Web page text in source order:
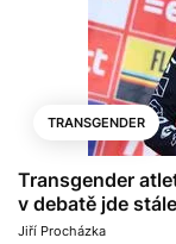
TRANSGENDER
Transgender
v debatě jde
Jiří Procházka